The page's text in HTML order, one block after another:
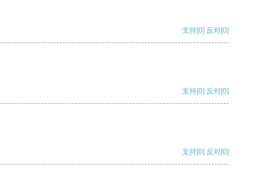
支持[0] 反对[0]
支持[0] 反对[0]
支持[0] 反对[0]